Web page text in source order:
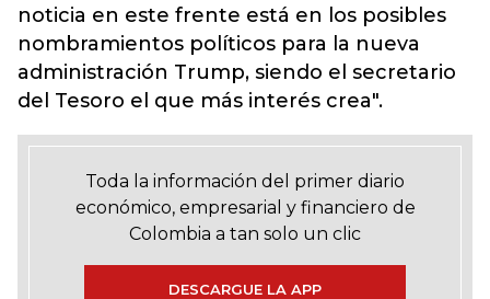
noticia en este frente está en los posibles
nombramientos políticos para la nueva
administración Trump, siendo el secretario
del Tesoro el que más interés crea".
Toda la información del primer diario
económico, empresarial y financiero de
Colombia a tan solo un clic
DESCARGUE LA APP